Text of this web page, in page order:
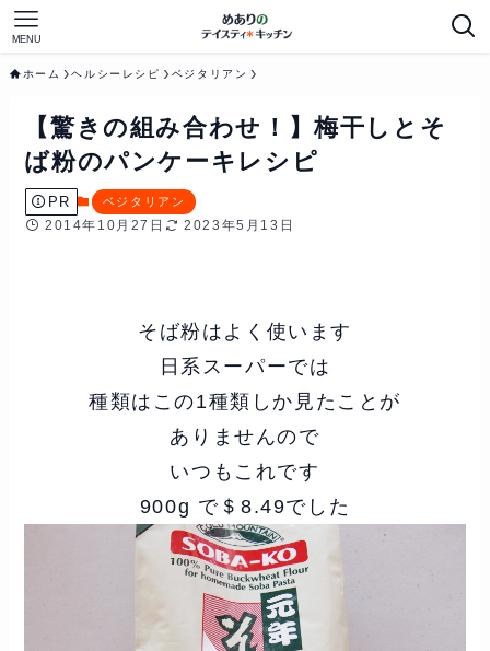
MENU
ホーム ヘルシーレシピ ベジタリアン
【驚きの組み合わせ！】梅干しとそ
ば粉のパンケーキレシピ
PR ベジタリアン
2014年10月27日 2023年5月13日
そば粉はよく使います
日系スーパーでは
種類はこの1種類しか見たことが
ありませんので
いつもこれです
900g で＄8.49でした